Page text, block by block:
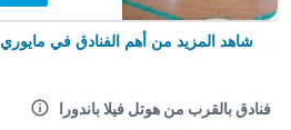
شاهد المزيد من أهم الفنادق في مايوري
فنادق بالقرب من هوتل فيلا باندورا